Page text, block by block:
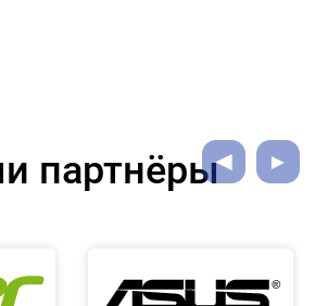
партнёры